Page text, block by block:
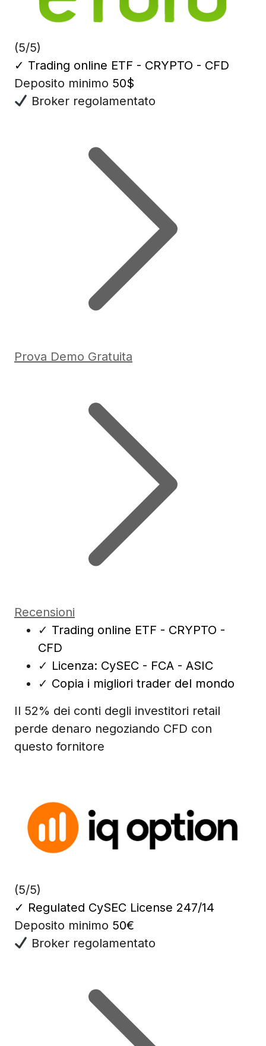
(5/5)
✓ Trading online ETF - CRYPTO - CFD
Deposito minimo 50$
Broker regolamentato
Prova Demo Gratuita
Recensioni
✓ Trading online ETF - CRYPTO -
CFD
✓ Licenza: CySEC - FCA - ASIC
✓ Copia i migliori trader del mondo
Il 52% dei conti degli investitori retail
perde denaro negoziando CFD con
questo fornitore
(5/5)
✓ Regulated CySEC License 247/14
Deposito minimo 50€
Broker regolamentato